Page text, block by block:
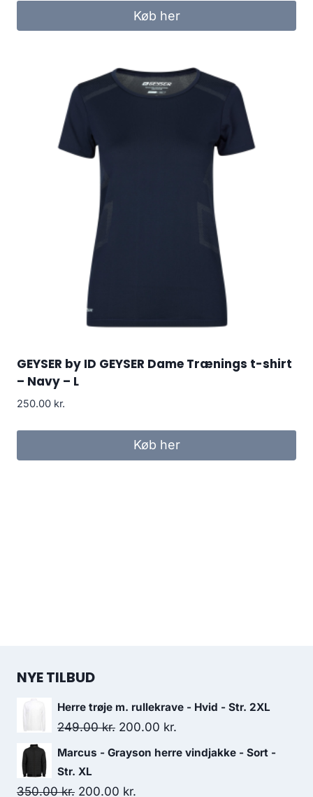
Køb her
GEYSER by ID GEYSER Dame Trænings t-shirt
– Navy – L
250.00 kr.
Køb her
NYE TILBUD
Herre trøje m. rullekrave - Hvid - Str. 2XL
249.00kr. Original
price
249.00 kr..
200.00 kr.
price
Marcus - Grayson herre vindjakke - Sort -
Str. XL
350.00kr. Original
200.00 kr.